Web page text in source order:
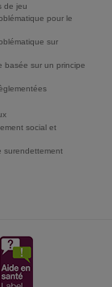
de jeu
pour le
sur
basée sur un principe
social et
surendettement